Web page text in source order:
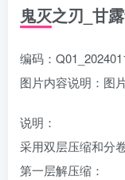
鬼灭之刃_甘
编码：
图片内容说明：图
说明：
采用双层压缩和分
第一层解压缩：